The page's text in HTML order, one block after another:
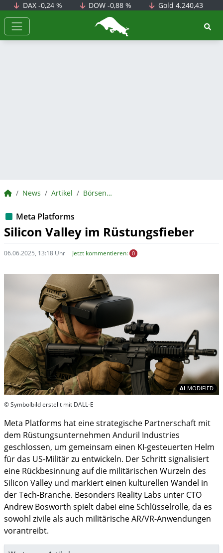
DAX -0,24 % DOW-0,88 % Gold 4.240,43
BörsenNEWS.de
BörsenNEWS.de
News Artikel BörsenNEWS.de
Meta Platforms
Silicon Valley im Rüstungsfieber
06.06.2025, 13:18 Uhr Jetzt kommentieren: 0
AI MODIFIED
© Symbolbild erstellt mit DALL-E
Meta Platforms hat eine strategische Partnerschaft mit
dem Rüstungsunternehmen Anduril Industries
geschlossen, um gemeinsam einen KI-gesteuerten Helm
für das US-Militär zu entwickeln. Der Schritt signalisiert
eine Rückbesinnung auf die militärischen Wurzeln des
Silicon Valley und markiert einen kulturellen Wandel in
der Tech-Branche. Besonders Reality Labs unter CTO
Andrew Bosworth spielt dabei eine Schlüsselrolle, da es
sowohl zivile als auch militärische AR/VR-Anwendungen
vorantreibt.